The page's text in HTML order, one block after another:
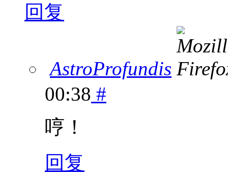
回复
AstroProfundis
00:38 #
哼！
回复